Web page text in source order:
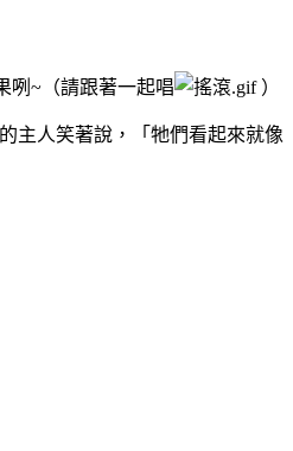
咧~（請跟著一起唱 ）
主人笑著說，「牠們看起來就像